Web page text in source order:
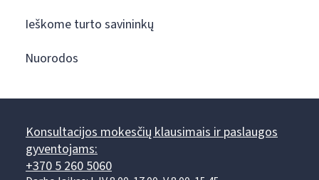
Ieškome turto savininkų
Nuorodos
Konsultacijos mokesčių klausimais ir paslaugos
gyventojams:
+370 5 260 5060